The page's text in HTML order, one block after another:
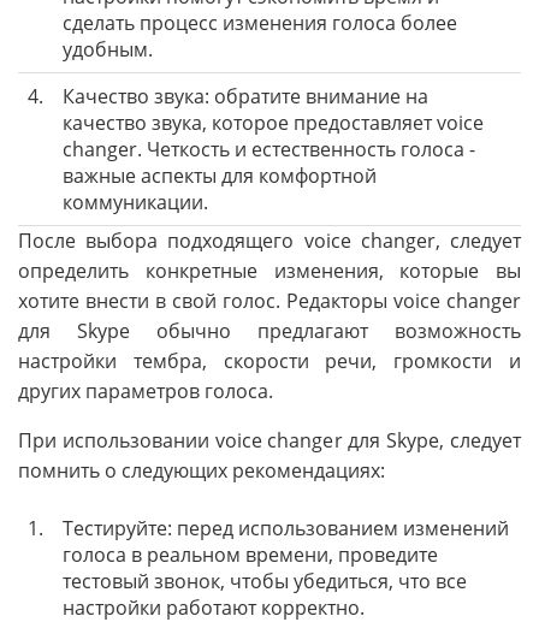
сделать процесс изменения голоса более
удобным.
4.
Качество звука: обратите внимание на
качество звука, которое предоставляет voice
changer. Четкость и естественность голоса -
важные аспекты для комфортной
коммуникации.
После выбора подходящего voice changer, следует
определить конкретные изменения, которые вы
хотите внести в свой голос. Редакторы voice changer
для Skype обычно предлагают возможность
настройки тембра, скорости речи, громкости и
других параметров голоса.
При использовании voice changer для Skype, следует
помнить о следующих рекомендациях:
1.
Тестируйте: перед использованием изменений
голоса в реальном времени, проведите
тестовый звонок, чтобы убедиться, что все
настройки работают корректно.